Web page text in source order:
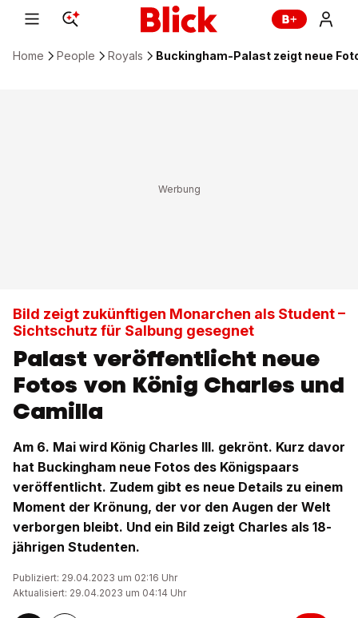
Home People Royals Buckingham-Palast zeigt neue
Bild zeigt zukünftigen Monarchen als Student –
Sichtschutz für Salbung gesegnet
Palast veröffentlicht neue
Fotos von König Charles und
Camilla
Am 6. Mai wird König Charles III. gekrönt. Kurz davor
hat Buckingham neue Fotos des Königspaars
veröffentlicht. Zudem gibt es neue Details zu einem
Moment der Krönung, der vor den Augen der Welt
verborgen bleibt. Und ein Bild zeigt Charles als 18-
jährigen Studenten.
Publiziert: 29.04.2023 um 02:16 Uhr
Aktualisiert: 29.04.2023 um 04:14 Uhr